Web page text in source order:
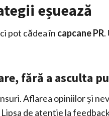
eșuează
pot cădea în capcane PR.
fără a asculta
Aflarea opiniilor și
de atenție la